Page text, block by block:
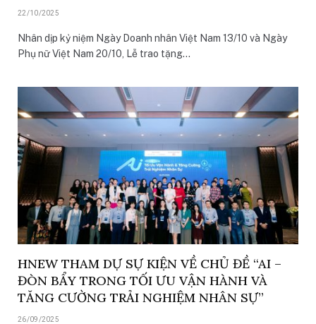
22/10/2025
Nhân dịp kỷ niệm Ngày Doanh nhân Việt Nam 13/10 và Ngày
Phụ nữ Việt Nam 20/10, Lễ trao tặng…
HNEW THAM DỰ SỰ KIỆN VỀ CHỦ ĐỀ “AI –
ĐÒN BẨY TRONG TỐI ƯU VẬN HÀNH VÀ
TĂNG CƯỜNG TRẢI NGHIỆM NHÂN SỰ”
26/09/2025